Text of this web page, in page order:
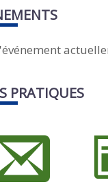
PRATIQUES